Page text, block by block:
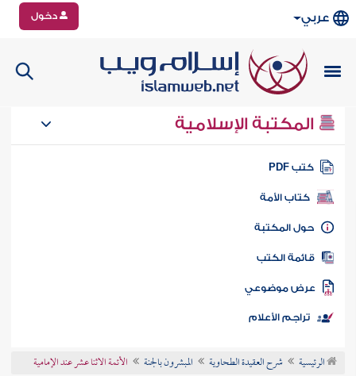
عربي دخول
المكتبة الإسلامية
كتب PDF
كتاب الأمة
المكتبة
الكتب
موضوعي
تراجم الأعلام
الرئيسية شرح العقيدة الطحاوية المبشرون بالجنة الأئمة الاثنا عشر عند الإمامية